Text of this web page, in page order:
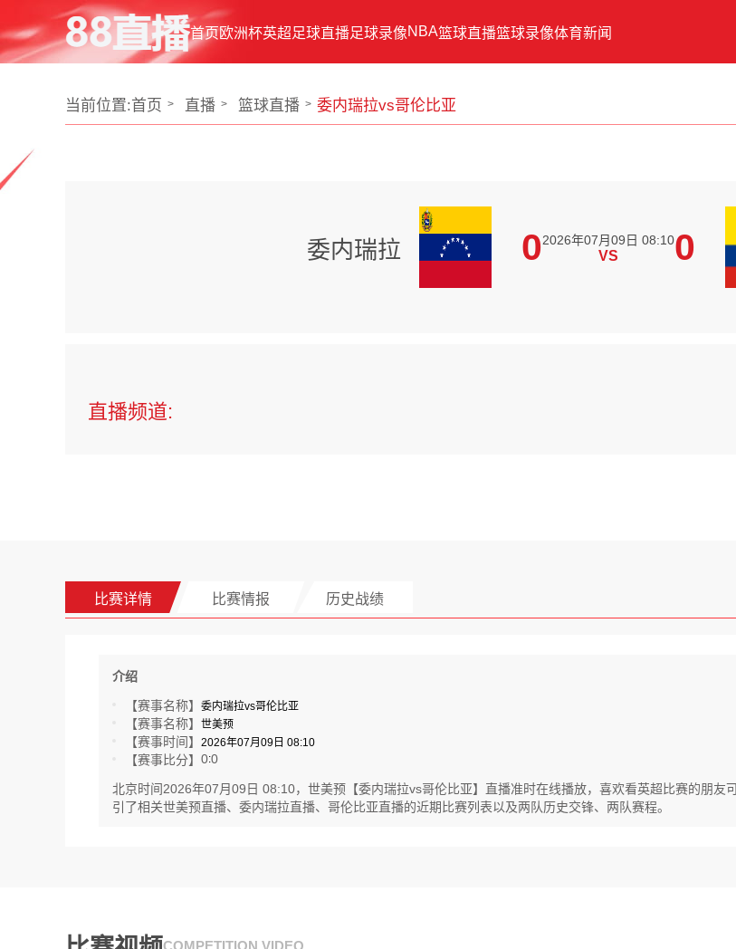
首页欧洲杯英超足球直播足球录像NBA篮球直播篮球录像体育新闻
当前位置:首页 直播 篮球直播 委内瑞拉vs哥伦比亚
委内瑞拉 02026年07月09日 08:10
VS 0
直播频道:
比赛详情 比赛情报 历史战绩
介绍
【赛事名称】 委内瑞拉vs哥伦比亚
【赛事名称】 世美预
【赛事时间】 2026年07月09日 08:10
【赛事比分】 0:0
北京时间2026年07月09日 08:10，世美预【委内瑞拉vs哥伦比亚】直播准时在线播放，喜欢看英超比赛的朋
引了相关世美预直播、委内瑞拉直播、哥伦比亚直播的近期比赛列表以及两队历史交锋、两队赛程。
COMPETITION VIDEO